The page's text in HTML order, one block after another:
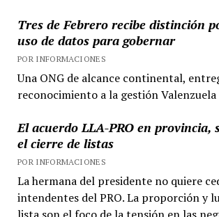
Tres de Febrero recibe distinción
uso de datos para gobernar
POR INFORMACIONES
Una ONG de alcance continental,
reconocimiento a la gestión Valenzuela
El acuerdo LLA-PRO en provincia,
el cierre de listas
POR INFORMACIONES
La hermana del presidente no quiere
intendentes del PRO. La proporción y